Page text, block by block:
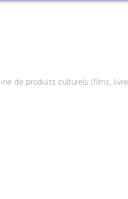
de produits culturels (films,